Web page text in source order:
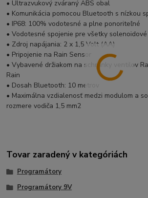
• Ultrazvukový zváraný ABS obal
• Komunikácia pomocou Bluetooth s nízkou
• IP68: 100% vodotesné a plne ponoriteľné
• Vodotesné spojenie pre všetky
• Zdroj napájania: 2 x 1,5 Volt (AA)
• Pripojenie na Rain Sensor
• Vybavené držiakom na schránky ventilov
Rain
• Dosah Bluetooth: 10 metrov
• Maximálna vzdialenosť medzi modulom a
rozmere vodiča 1,5 mm2
Tovar zaradený v kategóriách
Programátory
Programátory 9V